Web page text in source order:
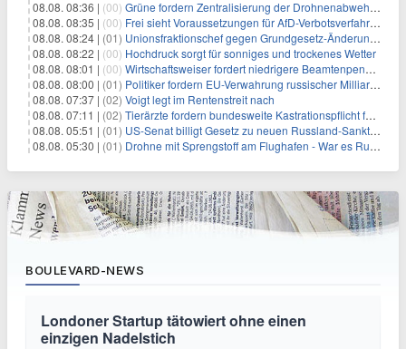
08.08. 08:36 | (00) Grüne fordern Zentralisierung der Drohnenabwehr bei Bundespolizei
08.08. 08:35 | (00) Frei sieht Voraussetzungen für AfD-Verbotsverfahren nicht gegeben
08.08. 08:24 | (01) Unionsfraktionschef gegen Grundgesetz-Änderung für queere Rechte
08.08. 08:22 | (00) Hochdruck sorgt für sonniges und trockenes Wetter
08.08. 08:01 | (00) Wirtschaftsweiser fordert niedrigere Beamtenpensionen
08.08. 08:00 | (01) Politiker fordern EU-Verwahrung russischer Milliarden
08.08. 07:37 | (02) Voigt legt im Rentenstreit nach
08.08. 07:11 | (02) Tierärzte fordern bundesweite Kastrationspflicht für Katzen
08.08. 05:51 | (01) US-Senat billigt Gesetz zu neuen Russland-Sanktionen
08.08. 05:30 | (01) Drohne mit Sprengstoff am Flughafen - War es Russland?
BOULEVARD-NEWS
Londoner Startup tätowiert ohne einen
einzigen Nadelstich